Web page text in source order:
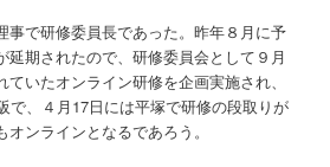
で研修委員長であった。昨年８月に予
延期されたので、研修委員会として９月
ていたオンライン研修を企画実施され、
で、４月17日には平塚で研修の段取りが
ンラインとなるであろう。